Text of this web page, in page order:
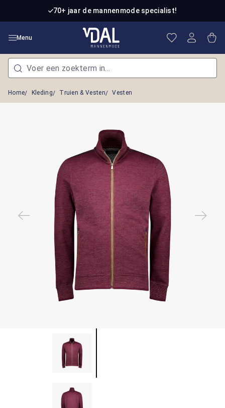
Ga naar de hoofdinhoud70+ jaar de mannenmode specialist!
Menu Je hebt 0
Home Kleding Truien & Vesten Vesten